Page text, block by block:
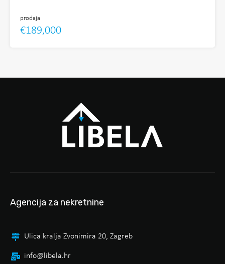
prodaja
€189,000
Agencija za nekretnine
Ulica kralja Zvonimira 20, Zagreb
info@libela.hr